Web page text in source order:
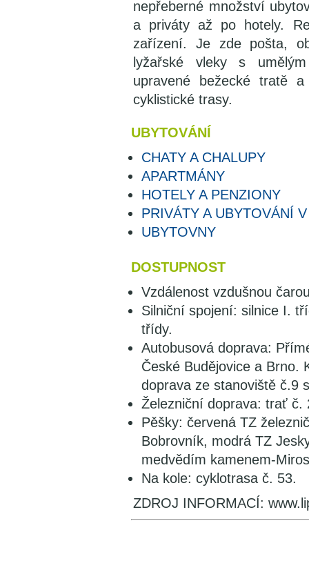
nepřeberné množství
a priváty až po hotely.
zařízení. Je zde pošta,
lyžařské vleky s
upravené bežecké tratě
cyklistické trasy.
UBYTOVÁNÍ
CHATY A CHALUPY
APARTMÁNY
HOTELY A PENZIONY
PRIVÁTY A UBYTOVÁNÍ
UBYTOVNY
DOSTUPNOST
Vzdálenost vzdušnou
Silniční spojení: silnice I.
třídy.
Autobusová doprava:
České Budějovice a Brno.
doprava ze stanoviště č.9
Železniční doprava: trať č.
Pěšky: červená TZ
Bobrovník, modrá TZ
medvědím kamenem-
Na kole: cyklotrasa č. 53.
ZDROJ INFORMACÍ: